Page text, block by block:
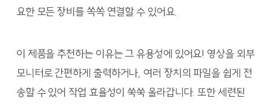
요한 모든 장비를 쏙쏙 연결할 수 있어요.
이 제품을 추천하는 이유는 그 유용성에 있어요! 영상을 외부
모니터로 간편하게 출력하거나, 여러 장치의 파일을 쉽게 전
송할 수 있어 작업 효율성이 쑥쑥 올라갑니다. 또한 세련된